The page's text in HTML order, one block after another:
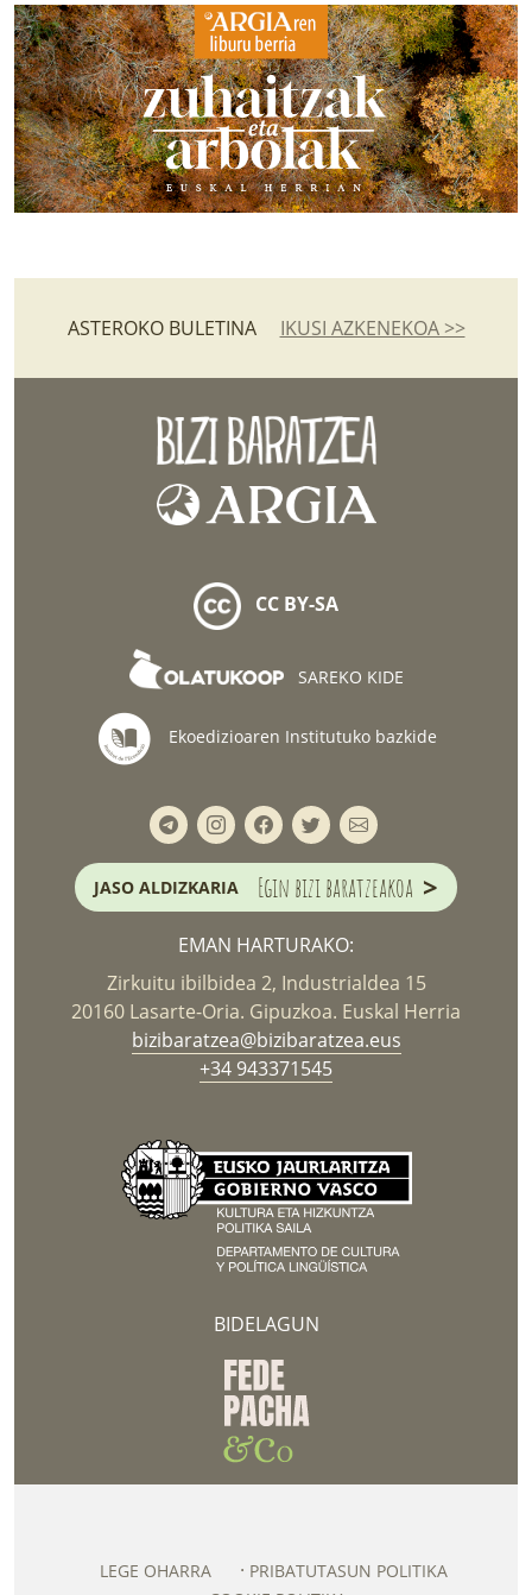
ASTEROKO BULETINA IKUSI AZKENEKOA >>
CC BY-SA
SAREKO KIDE
Ekoedizioaren Institutuko bazkide
JASO ALDIZKARIA Egin bizi baratzeakoa >
EMAN HARTURAKO:
Zirkuitu ibilbidea 2, Industrialdea 15
20160 Lasarte-Oria. Gipuzkoa. Euskal Herria
bizibaratzea@bizibaratzea.eus
+34 943371545
BIDELAGUN
LEGE OHARRA
PRIBATUTASUN POLITIKA